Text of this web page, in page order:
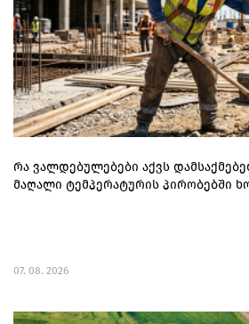
რა ვალდებულებები აქვს
მაღალი ტემპერატურის პირობებში
07. 08. 2026